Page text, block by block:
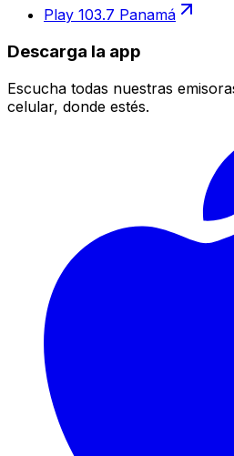
Play 103.7 Panamá
Descarga la app
Escucha todas nuestras
celular, donde estés.